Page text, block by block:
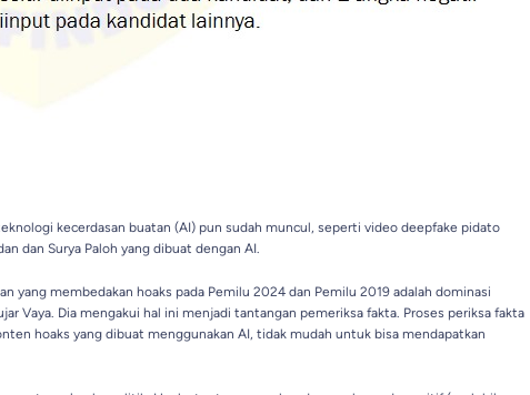
kecerdasan buatan (AI) pun sudah muncul, seperti video deepfake pidato
dan Surya Paloh yang dibuat dengan AI.
yang membedakan hoaks pada Pemilu 2024 dan Pemilu 2019 adalah dominasi
Vaya. Dia mengakui hal ini menjadi tantangan pemeriksa fakta. Proses periksa fakta
hoaks yang dibuat menggunakan AI, tidak mudah untuk bisa mendapatkan